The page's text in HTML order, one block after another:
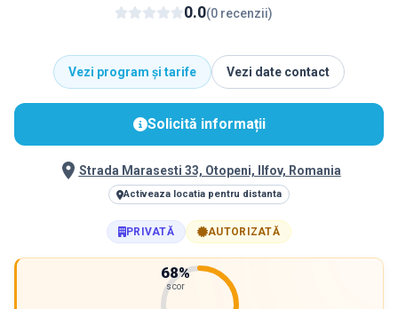
0.0(0 recenzii)
Vezi program și tarife Vezi date contact
Solicită informații
Strada Marasesti 33, Otopeni, Ilfov, Romania
Activeaza locatia pentru distanta
PRIVATĂ AUTORIZATĂ
68%
scor